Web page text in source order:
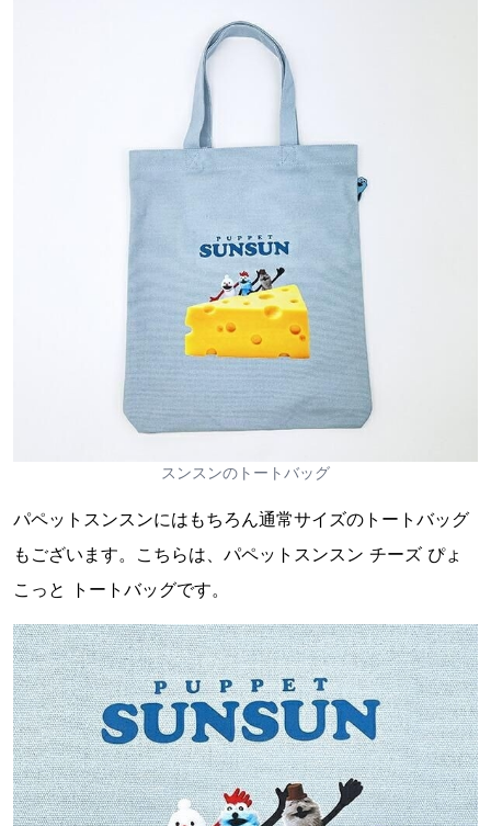
スンスンのトートバッグ
パペットスンスンにはもちろん通常サイズのトートバッグ
もございます。こちらは、パペットスンスン チーズ ぴょ
こっと トートバッグです。